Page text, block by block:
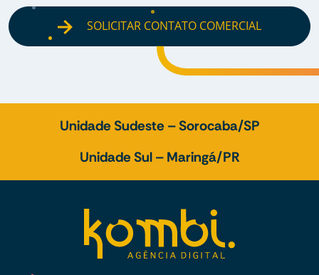
SOLICITAR CONTATO COMERCIAL
Unidade Sudeste – Sorocaba/SP
Unidade Sul – Maringá/PR